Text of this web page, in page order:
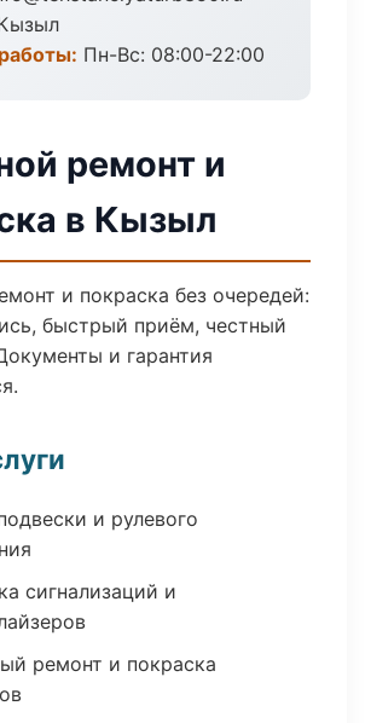
Пн-Вс: 08:00-22:00
ремонт и
в Кызыл
и покраска без очередей:
быстрый приём, честный
и гарантия
и рулевого
сигнализаций и
ремонт и покраска